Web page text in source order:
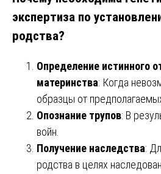
экспертиза по
родства?
Определение истинного
материнства: Когда
образцы от
Опознание трупов: В
войн.
Получение наследства:
родства в целях